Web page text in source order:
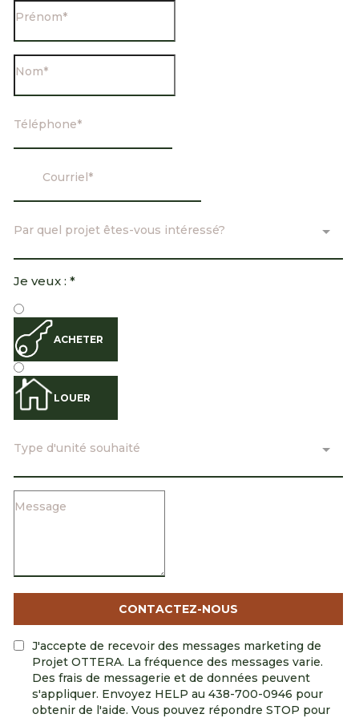
Par quel projet êtes-vous intéressé?
Je veux : *
ACHETER
LOUER
Type d'unité souhaité
CONTACTEZ-NOUS
J'accepte de recevoir des messages marketing de
Projet OTTERA. La fréquence des messages varie.
Des frais de messagerie et de données peuvent
s'appliquer. Envoyez HELP au 438-700-0946 pour
obtenir de l'aide. Vous pouvez répondre STOP pour